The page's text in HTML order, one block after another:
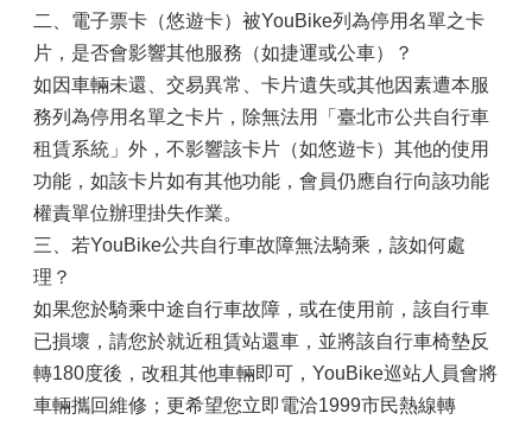
二、電子票卡（悠遊卡）被YouBike列為停用名單之卡
片，是否會影響其他服務（如捷運或公車）？
如因車輛未還、交易異常、卡片遺失或其他因素遭本服
務列為停用名單之卡片，除無法用「臺北市公共自行車
租賃系統」外，不影響該卡片（如悠遊卡）其他的使用
功能，如該卡片如有其他功能，會員仍應自行向該功能
權責單位辦理掛失作業。
三、若YouBike公共自行車故障無法騎乘，該如何處
理？
如果您於騎乘中途自行車故障，或在使用前，該自行車
已損壞，請您於就近租賃站還車，並將該自行車椅墊反
轉180度後，改租其他車輛即可，YouBike巡站人員會將
車輛攜回維修；更希望您立即電洽1999市民熱線轉